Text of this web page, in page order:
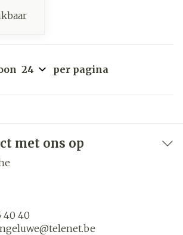
per pagina
met ons op
40 40
telenet.be